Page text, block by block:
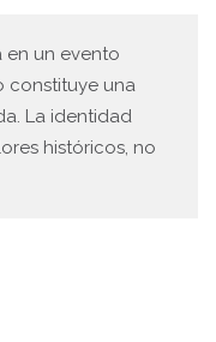
en un evento
constituye una
La identidad
históricos, no